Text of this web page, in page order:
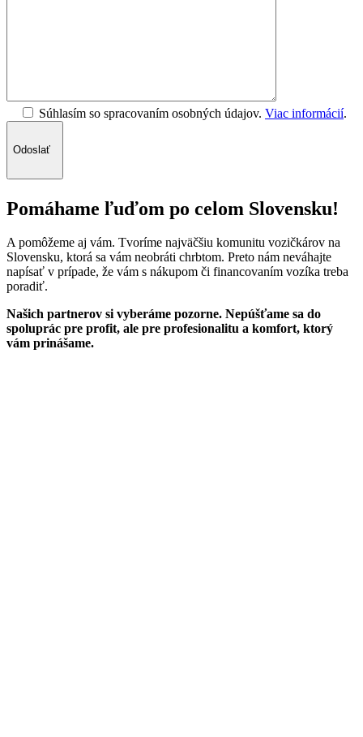
Súhlasím so spracovaním osobných údajov. Viac informácií.
Odoslať
Pomáhame ľuďom po celom Slovensku!
A pomôžeme aj vám. Tvoríme najväčšiu komunitu vozičkárov na
Slovensku, ktorá sa vám neobráti chrbtom. Preto nám neváhajte
napísať v prípade, že vám s nákupom či financovaním vozíka treba
poradiť.
Našich partnerov si vyberáme pozorne. Nepúšťame sa do
spoluprác pre profit, ale pre profesionalitu a komfort, ktorý
vám prinášame.